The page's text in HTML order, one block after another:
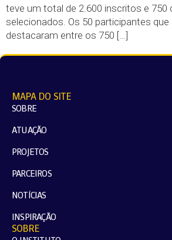
teve um total de 2.600 inscritos e 750
selecionados. Os 50 participantes que
destacaram entre os 750 […]
MAPA DO SITE
SOBRE
ATUAÇÃO
PROJETOS
PARCEIROS
NOTÍCIAS
INSPIRAÇÃO
SOBRE